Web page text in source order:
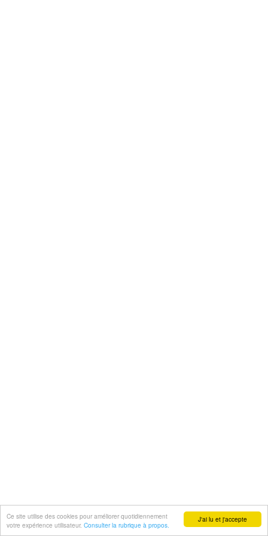
J'ai lu et j'accepte
Ce site utilise des cookies pour améliorer quotidiennement
votre expérience utilisateur. Consulter la rubrique à propos.